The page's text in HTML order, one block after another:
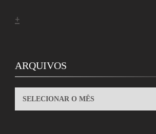
+
ARQUIVOS
ARQUIVOS